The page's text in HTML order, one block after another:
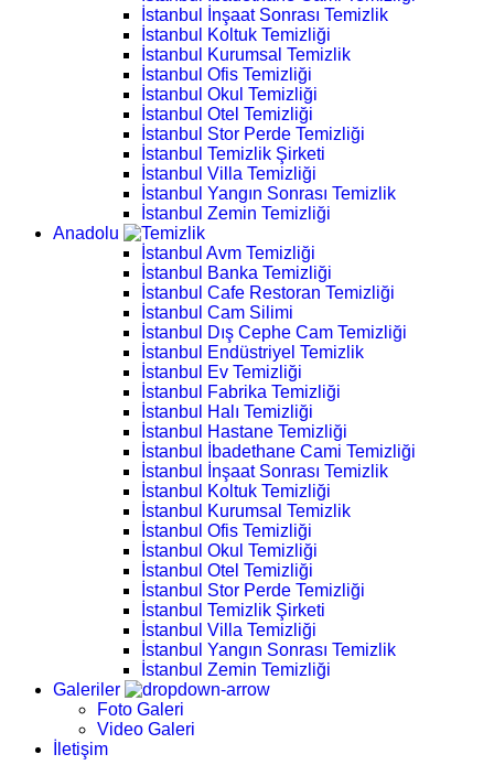
İstanbul İnşaat Sonrası Temizlik
İstanbul Koltuk Temizliği
İstanbul Kurumsal Temizlik
İstanbul Ofis Temizliği
İstanbul Okul Temizliği
İstanbul Otel Temizliği
İstanbul Stor Perde Temizliği
İstanbul Temizlik Şirketi
İstanbul Villa Temizliği
İstanbul Yangın Sonrası Temizlik
İstanbul Zemin Temizliği
Anadolu
İstanbul Avm Temizliği
İstanbul Banka Temizliği
İstanbul Cafe Restoran Temizliği
İstanbul Cam Silimi
İstanbul Dış Cephe Cam Temizliği
İstanbul Endüstriyel Temizlik
İstanbul Ev Temizliği
İstanbul Fabrika Temizliği
İstanbul Halı Temizliği
İstanbul Hastane Temizliği
İstanbul İbadethane Cami Temizliği
İstanbul İnşaat Sonrası Temizlik
İstanbul Koltuk Temizliği
İstanbul Kurumsal Temizlik
İstanbul Ofis Temizliği
İstanbul Okul Temizliği
İstanbul Otel Temizliği
İstanbul Stor Perde Temizliği
İstanbul Temizlik Şirketi
İstanbul Villa Temizliği
İstanbul Yangın Sonrası Temizlik
İstanbul Zemin Temizliği
Galeriler
Foto Galeri
Video Galeri
İletişim